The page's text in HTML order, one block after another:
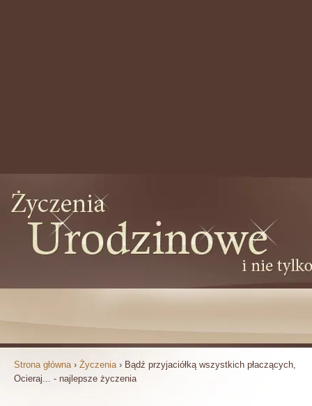
Strona główna › Życzenia › Bądź przyjaciółką wszystkich płaczących,
Ocieraj... - najlepsze życzenia